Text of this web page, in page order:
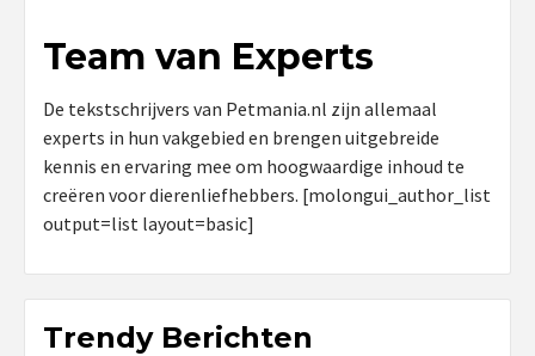
Team van Experts
De tekstschrijvers van Petmania.nl zijn allemaal
experts in hun vakgebied en brengen uitgebreide
kennis en ervaring mee om hoogwaardige inhoud te
creëren voor dierenliefhebbers. [molongui_author_list
output=list layout=basic]
Trendy Berichten